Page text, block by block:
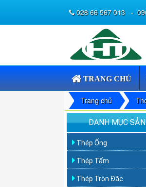
TRANG CHỦ
028 66 567 013 -
Trang chủ
DANH MỤC
Thép Ống
Thép Tấm
Thép Tròn Đặc